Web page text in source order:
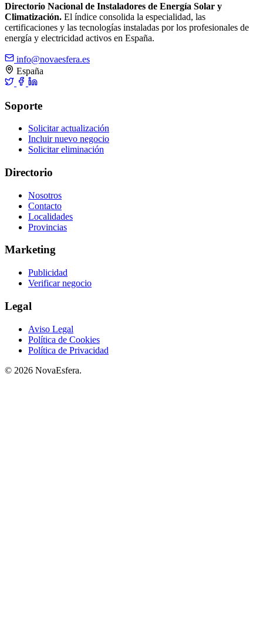
Directorio Nacional de Instaladores de Energía Solar y
Climatización. El índice consolida la especialidad, las
certificaciones y las tecnologías instaladas por los profesionales de
energía y electricidad activos en España.
info@novaesfera.es
España
Soporte
Solicitar actualización
Incluir nuevo negocio
Solicitar eliminación
Directorio
Nosotros
Contacto
Localidades
Provincias
Marketing
Publicidad
Verificar negocio
Legal
Aviso Legal
Política de Cookies
Política de Privacidad
© 2026 NovaEsfera.